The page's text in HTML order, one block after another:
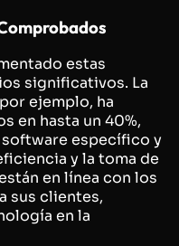
estas
significativos. La
ejemplo, ha
en hasta un 40%,
específico y
y la toma de
en línea con los
sus clientes,
en la